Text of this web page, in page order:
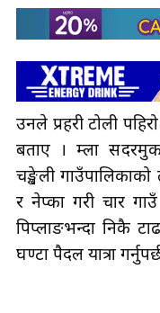
उनले प्रहरी टोली
बताए । हुम्ला
चङ्खेली गाउँपालिकाको
र नेप्का गरी चार
पिप्लाङभन्दा निकै
घण्टा पैदल यात्रा